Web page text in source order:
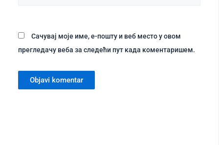
место
Сачувај моје име, е-пошту и веб место у овом
прегледачу веба за следећи пут када коментаришем.